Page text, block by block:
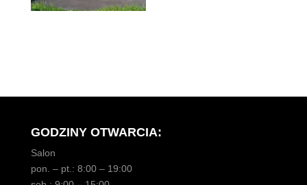
GODZINY OTWARCIA:
Salon
pon. – pt.: 8:00 – 19:00